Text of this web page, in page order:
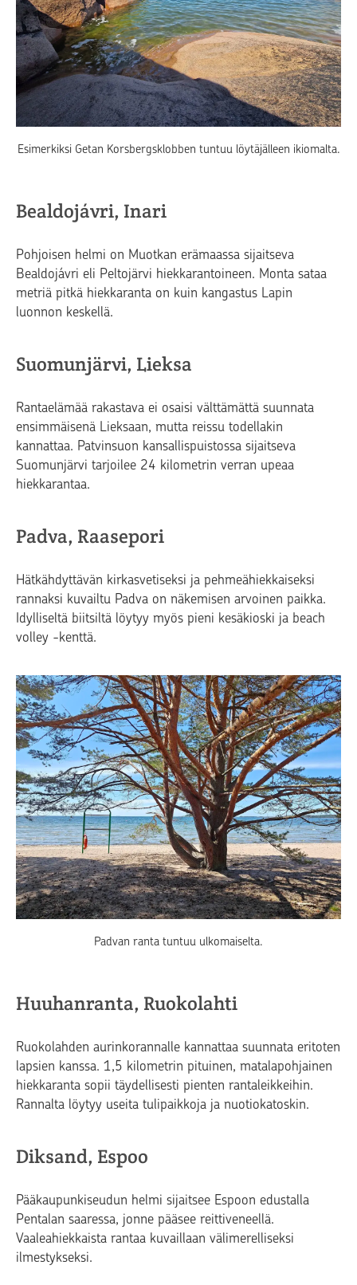
Esimerkiksi Getan Korsbergsklobben tuntuu löytäjälleen ikiomalta.
Bealdojávri, Inari
Pohjoisen helmi on Muotkan erämaassa sijaitseva
Bealdojávri eli Peltojärvi hiekkarantoineen. Monta sataa
metriä pitkä hiekkaranta on kuin kangastus Lapin
luonnon keskellä.
Suomunjärvi, Lieksa
Rantaelämää rakastava ei osaisi välttämättä suunnata
ensimmäisenä Lieksaan, mutta reissu todellakin
kannattaa. Patvinsuon kansallispuistossa sijaitseva
Suomunjärvi tarjoilee 24 kilometrin verran upeaa
hiekkarantaa.
Padva, Raasepori
Hätkähdyttävän kirkasvetiseksi ja pehmeähiekkaiseksi
rannaksi kuvailtu Padva on näkemisen arvoinen paikka.
Idylliseltä biitsiltä löytyy myös pieni kesäkioski ja beach
volley -kenttä.
Padvan ranta tuntuu ulkomaiselta.
Huuhanranta, Ruokolahti
Ruokolahden aurinkorannalle kannattaa suunnata eritoten
lapsien kanssa. 1,5 kilometrin pituinen, matalapohjainen
hiekkaranta sopii täydellisesti pienten rantaleikkeihin.
Rannalta löytyy useita tulipaikkoja ja nuotiokatoskin.
Diksand, Espoo
Pääkaupunkiseudun helmi sijaitsee Espoon edustalla
Pentalan saaressa, jonne pääsee reittiveneellä.
Vaaleahiekkaista rantaa kuvaillaan välimerelliseksi
ilmestykseksi.